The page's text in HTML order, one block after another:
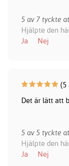
5 av 7 tyckte
Hjälpte den
Ja
Nej
(5
Det är lätt att
5 av 5 tyckte
Hjälpte den
Ja
Nej